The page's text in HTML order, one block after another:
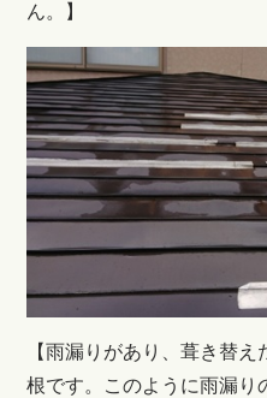
ん。
】
【雨漏りがあり、葺き替え
根です。このように雨漏り